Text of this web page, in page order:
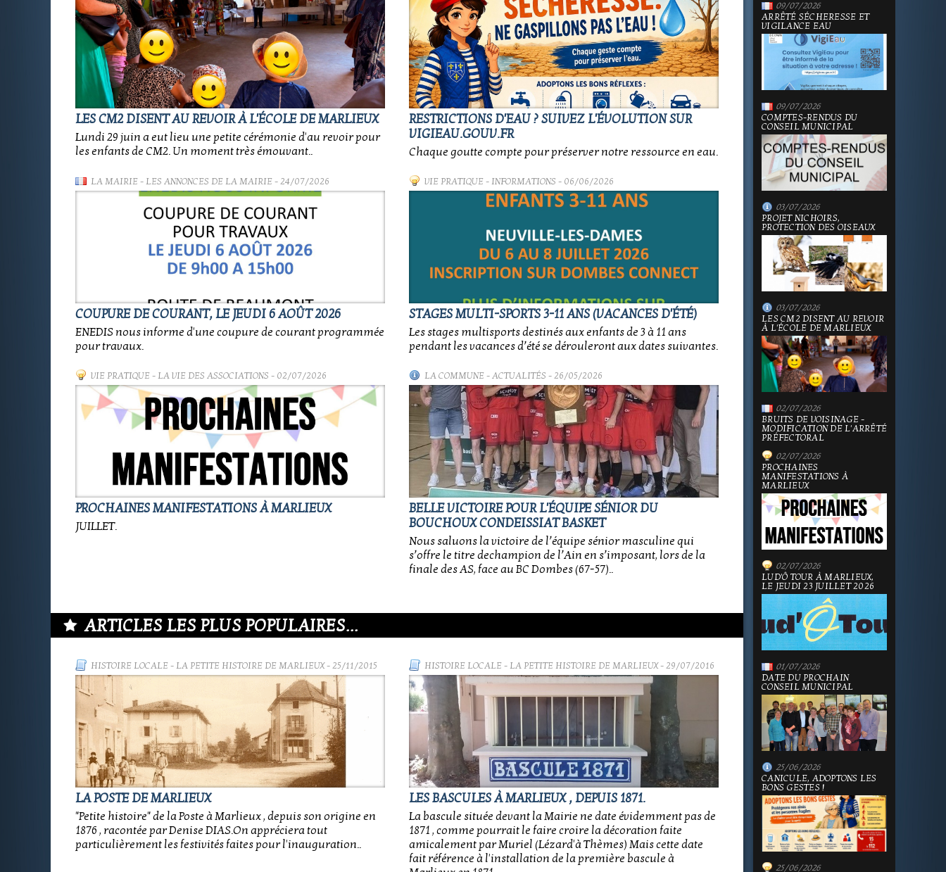
LES CM2 DISENT AU REVOIR À L'ÉCOLE DE MARLIEUX
Lundi 29 juin a eut lieu une petite cérémonie d'au revoir pour
les enfants de CM2. Un moment très émouvant..
RESTRICTIONS D'EAU ? SUIVEZ L'ÉVOLUTION SUR
VIGIEAU.GOUV.FR
Chaque goutte compte pour préserver notre ressource en eau.
LA MAIRIE- LES ANNONCES DE LA MAIRIE- 24/07/2026
COUPURE DE COURANT, LE JEUDI 6 AOÛT 2026
ENEDIS nous informe d'une coupure de courant programmée
pour travaux.
VIE PRATIQUE- INFORMATIONS - 06/06/2026
STAGES MULTI-SPORTS 3-11 ANS (VACANCES D'ÉTÉ)
Les stages multisports destinés aux enfants de 3 à 11 ans
pendant les vacances d’été se dérouleront aux dates suivantes.
VIE PRATIQUE- LA VIE DES ASSOCIATIONS - 02/07/2026
PROCHAINES MANIFESTATIONS À MARLIEUX
JUILLET.
LA COMMUNE-ACTUALITÉS - 26/05/2026
BELLE VICTOIRE POUR L'ÉQUIPE SÉNIOR DU
BOUCHOUX CONDEISSIAT BASKET
Nous saluons la victoire de l’équipe sénior masculine qui
s’offre le titre dechampion de l’Ain en s’imposant, lors de la
finale des AS, face au BC Dombes (67-57)..
ARTICLES LES PLUS POPULAIRES...
HISTOIRE LOCALE- LA PETITE HISTOIRE DE MARLIEUX- 25/11/2015
LA POSTE DE MARLIEUX
"Petite histoire" de la Poste à Marlieux , depuis son origine en
1876 , racontée par Denise DIAS.On appréciera tout
particulièrement les festivités faites pour l'inauguration..
HISTOIRE LOCALE- LA PETITE HISTOIRE DE MARLIEUX- 29/07/2016
LES BASCULES À MARLIEUX , DEPUIS 1871.
La bascule située devant la Mairie ne date évidemment pas de
1871 , comme pourrait le faire croire la décoration faite
amicalement par Muriel (Lézard'à Thèmes) Mais cette date
fait référence à l'installation de la première bascule à
09/07/2026
ARRÊTÉ SÉCHERESSE ET
VIGILANCE EAU
09/07/2026
COMPTES-RENDUS DU
CONSEIL MUNICIPAL
03/07/2026
PROJET NICHOIRS,
PROTECTION DES OISEAUX
03/07/2026
LES CM2 DISENT AU REVOIR
À L'ÉCOLE DE MARLIEUX
02/07/2026
BRUITS DE VOISINAGE -
MODIFICATION DE L'ARRÊTÉ
PRÉFECTORAL
02/07/2026
PROCHAINES
MANIFESTATIONS À
MARLIEUX
02/07/2026
LUD'Ô TOUR À MARLIEUX,
LE JEUDI 23 JUILLET 2026
01/07/2026
DATE DU PROCHAIN
CONSEIL MUNICIPAL
25/06/2026
CANICULE, ADOPTONS LES
BONS GESTES !
25/06/2026